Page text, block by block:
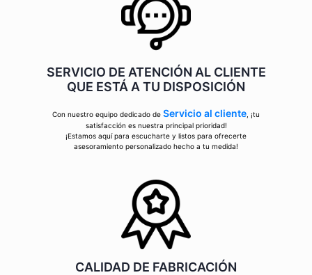
SERVICIO DE ATENCIÓN AL CLIENTE
QUE ESTÁ A TU DISPOSICIÓN
Con nuestro equipo dedicado de Servicio al cliente , ¡tu
satisfacción es nuestra principal prioridad!
¡Estamos aquí para escucharte y listos para ofrecerte
asesoramiento personalizado hecho a tu medida!
CALIDAD DE FABRICACIÓN